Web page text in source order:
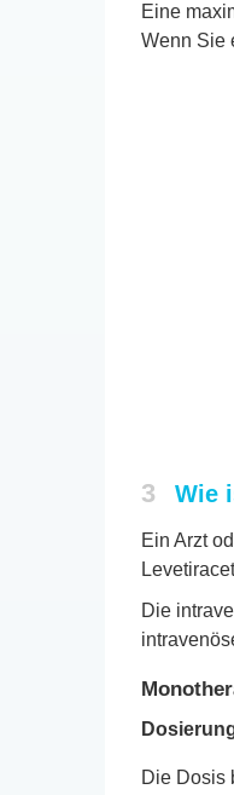
Eine
Wenn Sie
3 Wie
Ein Arzt
Die
Die Dosis